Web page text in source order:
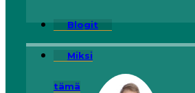
Blogit
Miksi
tämä